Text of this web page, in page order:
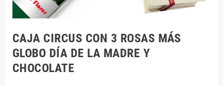
CAJA CIRCUS CON 3 ROSAS MÁS
GLOBO DÍA DE LA MADRE Y
CHOCOLATE